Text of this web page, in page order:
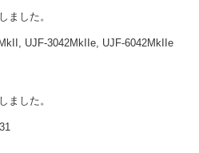
ました。
UJF-3042MkIIe, UJF-6042MkIIe
ました。